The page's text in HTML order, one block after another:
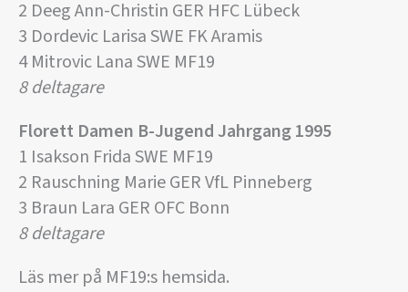
2 Deeg Ann-Christin GER HFC Lübeck
3 Dordevic Larisa SWE FK Aramis
4 Mitrovic Lana SWE MF19
8 deltagare
Florett Damen B-Jugend Jahrgang 1995
1 Isakson Frida SWE MF19
2 Rauschning Marie GER VfL Pinneberg
3 Braun Lara GER OFC Bonn
8 deltagare
Läs mer på MF19:s hemsida.